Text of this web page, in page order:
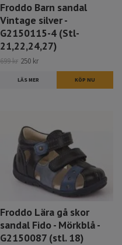
Froddo Barn sandal
Vintage silver -
G2150115-4 (Stl-
21,22,24,27)
699 kr 250 kr
LÄS MER KÖP NU
Froddo Lära gå skor
sandal Fido - Mörkblå -
G2150087 (stl. 18)